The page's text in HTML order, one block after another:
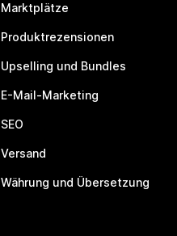
Marktplätze
Produktrezensionen
Upselling und Bundles
E-Mail-Marketing
SEO
Versand
Währung und Übersetzung